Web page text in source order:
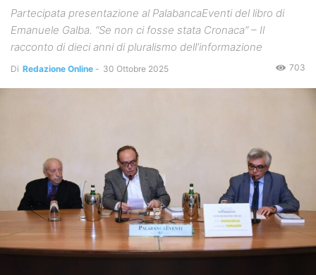
Partecipata presentazione al PalabancaEventi del libro di
Emanuele Galba. “Se non ci fosse stata Cronaca” – Il
racconto di dieci anni di pluralismo dell’informazione
Di Redazione Online - 30 Ottobre 2025 703